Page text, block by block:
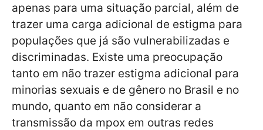
apenas para uma situação parcial, além de
trazer uma carga adicional de estigma para
populações que já são vulnerabilizadas e
discriminadas. Existe uma preocupação
tanto em não trazer estigma adicional para
minorias sexuais e de gênero no Brasil e no
mundo, quanto em não considerar a
transmissão da mpox em outras redes